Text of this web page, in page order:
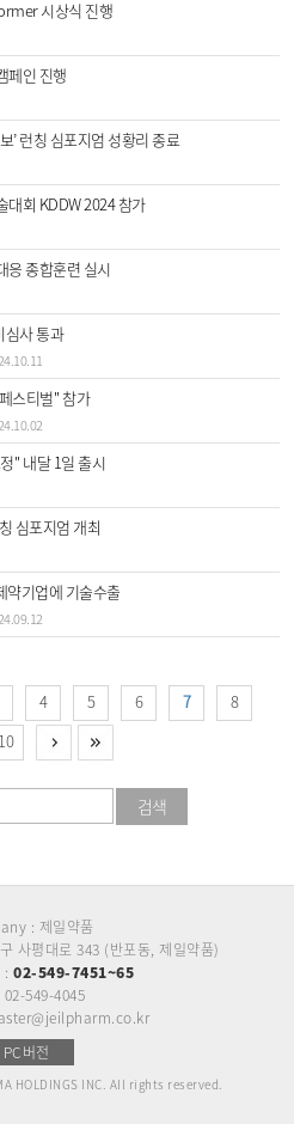
시상식 진행
페인 진행
제일약품, 대한민국 37호 신약 ‘자큐보’ 런칭 심포지엄 성황리 종료
대회 KDDW 2024 참가
응 종합훈련 실시
심사 통과
스티벌'' 참가
'' 내달 1일 출시
심포지엄 개최
약기업에 기술수출
4 5 6 7
8
10
검색
: 제일약품
사평대로 343 (반포동, 제일약품)
:02-549-7451~65
02-549-4045
PC버전
HOLDINGS INC. All rights reserved.